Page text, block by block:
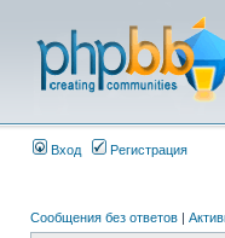
Вход Регистрация
Сообщения без ответов |